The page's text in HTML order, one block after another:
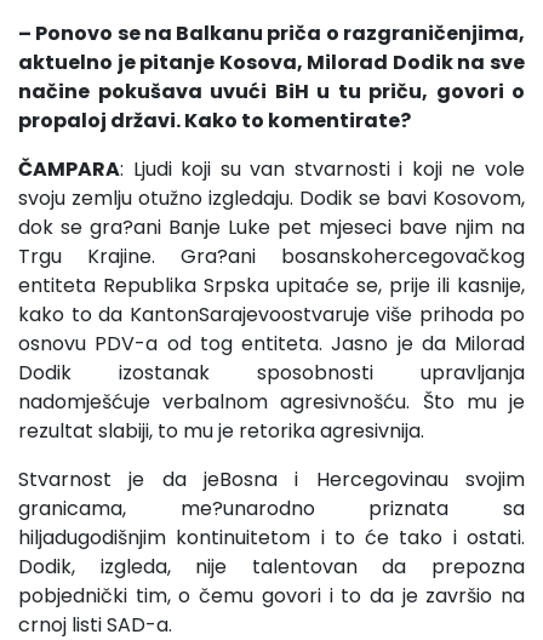
– Ponovo se na Balkanu priča o razgraničenjima,
aktuelno je pitanje Kosova, Milorad Dodik na sve
načine pokušava uvući BiH u tu priču, govori o
propaloj državi. Kako to komentirate?
ČAMPARA: Ljudi koji su van stvarnosti i koji ne vole
svoju zemlju otužno izgledaju. Dodik se bavi Kosovom,
dok se gra?ani Banje Luke pet mjeseci bave njim na
Trgu Krajine. Gra?ani bosanskohercegovačkog
entiteta Republika Srpska upitaće se, prije ili kasnije,
kako to da KantonSarajevoostvaruje više prihoda po
osnovu PDV-a od tog entiteta. Jasno je da Milorad
Dodik izostanak sposobnosti upravljanja
nadomješćuje verbalnom agresivnošću. Što mu je
rezultat slabiji, to mu je retorika agresivnija.
Stvarnost je da jeBosna i Hercegovinau svojim
granicama, me?unarodno priznata sa
hiljadugodišnjim kontinuitetom i to će tako i ostati.
Dodik, izgleda, nije talentovan da prepozna
pobjednički tim, o čemu govori i to da je završio na
crnoj listi SAD-a.